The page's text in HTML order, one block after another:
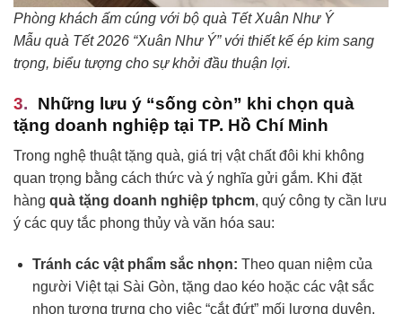
Phòng khách ấm cúng với bộ quà Tết Xuân Như Ý
Mẫu quà Tết 2026 “Xuân Như Ý” với thiết kế ép kim sang
trọng, biểu tượng cho sự khởi đầu thuận lợi.
Những lưu ý “sống còn” khi chọn quà
tặng doanh nghiệp tại TP. Hồ Chí Minh
Trong nghệ thuật tặng quà, giá trị vật chất đôi khi không
quan trọng bằng cách thức và ý nghĩa gửi gắm. Khi đặt
hàng quà tặng doanh nghiệp tphcm, quý công ty cần lưu
ý các quy tắc phong thủy và văn hóa sau:
Tránh các vật phẩm sắc nhọn: Theo quan niệm của
người Việt tại Sài Gòn, tặng dao kéo hoặc các vật sắc
nhọn tượng trưng cho việc “cắt đứt” mối lương duyên,